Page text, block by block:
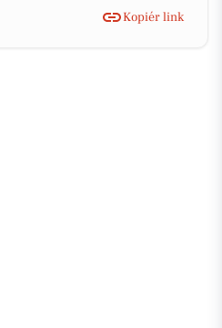
Kopiér link